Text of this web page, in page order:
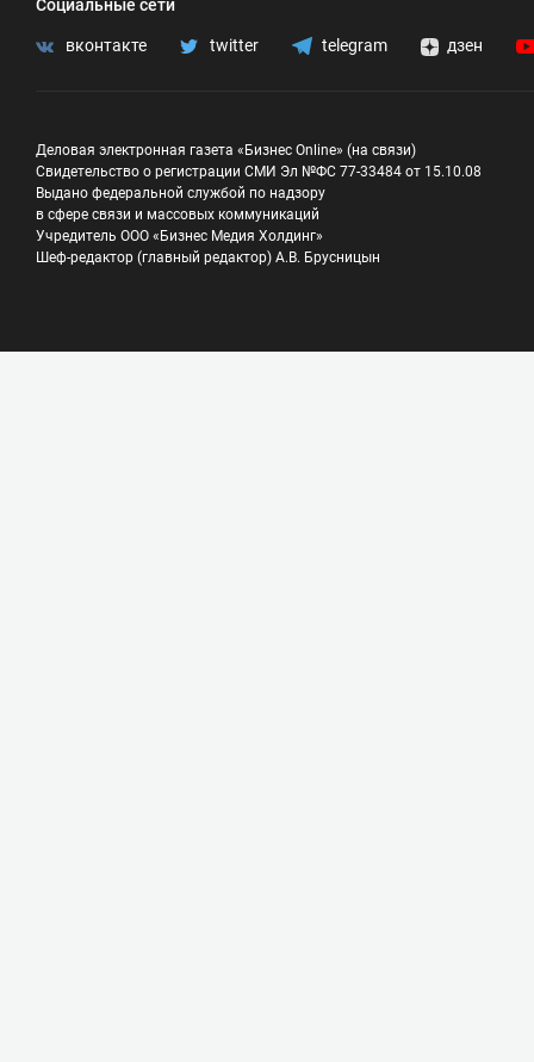
Социальные сети
вконтакте twitter telegram дзен
Деловая электронная газета «Бизнес Online» (на связи)
Свидетельство о регистрации СМИ Эл №ФС 77-33484 от 15.10.08
Выдано федеральной службой по надзору
в сфере связи и массовых коммуникаций
Учредитель ООО «Бизнес Медия Холдинг»
Шеф-редактор (главный редактор) А.В. Брусницын